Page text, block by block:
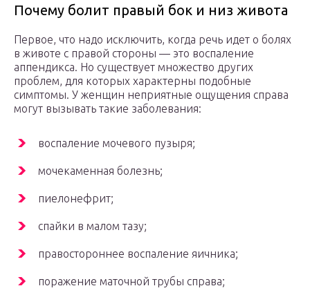
Почему болит правый бок и низ живота
Первое, что надо исключить, когда речь идет о болях
в животе с правой стороны — это воспаление
аппендикса. Но существует множество других
проблем, для которых характерны подобные
симптомы. У женщин неприятные ощущения справа
могут вызывать такие заболевания:
воспаление мочевого пузыря;
мочекаменная болезнь;
пиелонефрит;
спайки в малом тазу;
правостороннее воспаление яичника;
поражение маточной трубы справа;